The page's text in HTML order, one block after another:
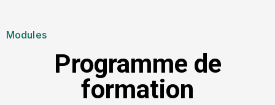
Modules
Programme de
formation